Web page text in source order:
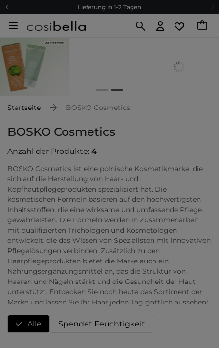
Lieferung in 1-2 Tagen
Empfehle uns weiter und sammle noch mehr Punkte
Lieferung in 1-2 Tagen
Empfehle uns weiter und sammle noch mehr Punkte
Ökologie
Startseite BOSKO Cosmetics
BOSKO Cosmetics
Anzahl der Produkte: 4
BOSKO Cosmetics ist eine polnische Kosmetikmarke, die
sich auf die Herstellung von Haar- und
Kopfhautpflegeprodukten spezialisiert hat. Die
kosmetischen Formeln basieren auf den hochwertigsten
Inhaltsstoffen, die eine wirksame und umfassende Pflege
gewährleisten. Die Formeln werden in Zusammenarbeit
mit qualifizierten Trichologen und Kosmetologen
entwickelt, die das Wissen von Spezialisten mit innovativen
Pflegelösungen verbinden. Zusätzlich zu den
Haarpflegeprodukten bietet die Marke auch ein
Nahrungsergänzungsmittel an, das die Struktur von
Haaren und Nägeln stärkt und die Gesundheit der Haut
unterstützt. Entdecken Sie noch heute das Sortiment der
Marke und lassen Sie Ihr Haar jeden Tag göttlich aussehen!
Alle Spendet Feuchtigkeit